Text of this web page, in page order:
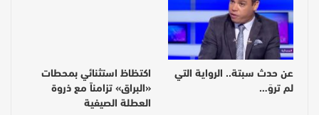
عن حدث سبتة.. الرواية التي
لم تروَ…
اكتظاظ استثنائي بمحطات
«البراق» تزامناً مع ذروة
العطلة الصيفية